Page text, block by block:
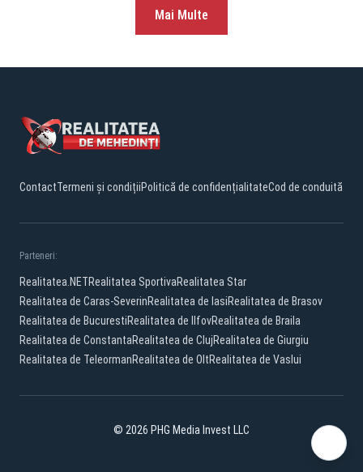
Mai Multe
ContactTermeni și condițiiPolitică de confidențialitateCod de conduită
Parteneri:
Realitatea.NETRealitatea SportivaRealitatea Star
Realitatea de Caras-SeverinRealitatea de IasiRealitatea de Brasov
Realitatea de BucurestiRealitatea de IlfovRealitatea de Braila
Realitatea de ConstantaRealitatea de ClujRealitatea de Giurgiu
Realitatea de TeleormanRealitatea de OltRealitatea de Vaslui
© 2026 PHG Media Invest LLC